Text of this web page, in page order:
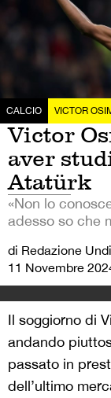
CALCIO VICTOR
Victor
aver
Atatürk
«Non lo
adesso so che
di Redazione
11 Novembre
Il soggiorno di
andando
passato in
dell’ultimo